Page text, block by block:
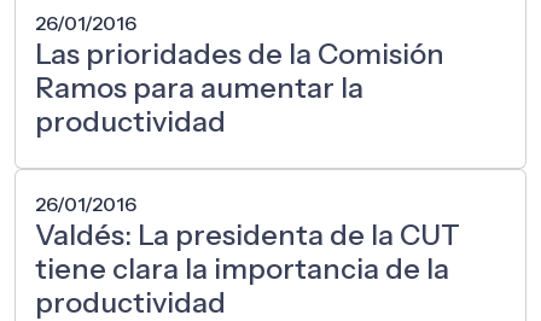
26/01/2016
Las prioridades de la Comisión
Ramos para aumentar la
productividad
26/01/2016
Valdés: La presidenta de la CUT
tiene clara la importancia de la
productividad